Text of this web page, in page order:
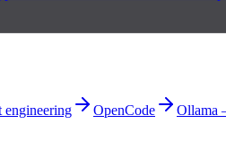
engineering OpenCode Ollama